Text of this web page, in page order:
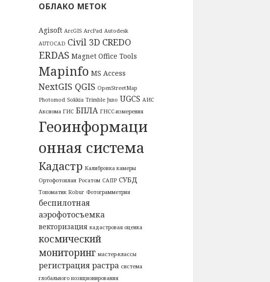
ОБЛАКО МЕТОК
Agisoft ArcGIS ArcPad Autodesk
AUTOCAD Civil 3D CREDO
ERDAS Magnet Office Tools
Mapinfo MS Access
NextGIS QGIS OpenStreetMap
Photomod Sokkia Trimble Juno UGCS АИС
Аксиома ГИС БПЛА ГНСС-измерения
Геоинформаци
онная система
Кадастр Калибровка камеры
Ортофотоплан Росатом САПР СУБД
Топоматик Robur Фотограмметрия
беспилотная
аэрофотосъемка
векторизация кадастровая оценка
космический
мониторинг мастер-классы
регистрация растра система
глобального позиционирования